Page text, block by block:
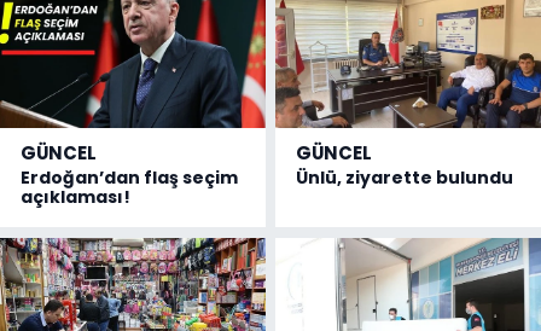
GÜNCEL
Erdoğan’dan flaş seçim
açıklaması!
GÜNCEL
Ünlü, ziyarette bulundu